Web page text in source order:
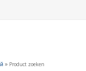
» Product zoeken